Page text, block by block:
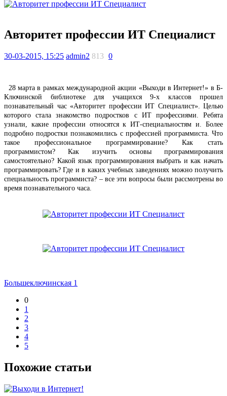
Авторитет профессии ИТ Специалист
30-03-2015, 15:25 admin2 813 0
28 марта в рамках международной акции «Выходи в Интернет!» в Б-
Ключинской библиотеке для учащихся 9-х классов прошел
познавательный час «Авторитет профессии ИТ Специалист». Целью
которого стала знакомство подростков с ИТ профессиями. Ребята
узнали, какие профессии относятся к ИТ-специальностям и. Более
подробно подростки познакомились с профессией программиста. Что
такое профессиональное программирование? Как стать
программистом? Как изучить основы программирования
самостоятельно? Какой язык программирования выбрать и как начать
программировать? Где и в каких учебных заведениях можно получить
специальность программиста? – все эти вопросы были рассмотрены во
время познавательного часа.
Большеключинская 1
0
1
2
3
4
5
Похожие статьи